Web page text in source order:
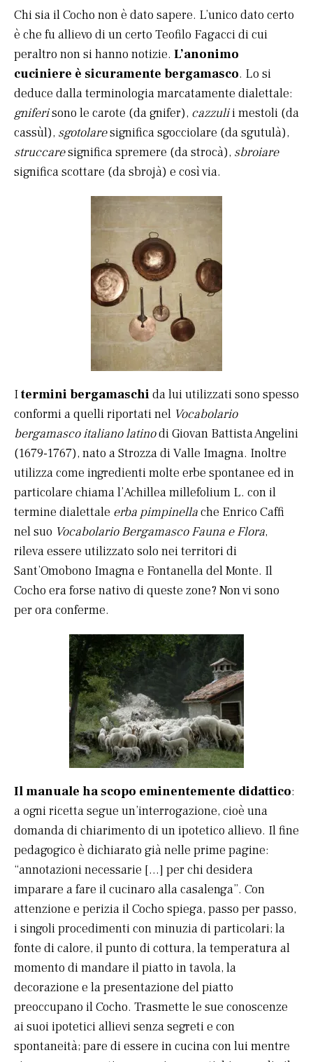
Chi sia il Cocho non è dato sapere. L’unico dato certo
è che fu allievo di un certo Teofilo Fagacci di cui
peraltro non si hanno notizie. L’anonimo
cuciniere è sicuramente bergamasco. Lo si
deduce dalla terminologia marcatamente dialettale:
gniferisono le carote (da gnifer), cazzulii mestoli (da
cassùl), sgotolaresignifica sgocciolare (da sgutulà),
struccaresignifica spremere (da strocà), sbroiare
significa scottare (da sbrojà) e così via.
Itermini bergamaschi da lui utilizzati sono spesso
conformi a quelli riportati nel Vocabolario
bergamasco italiano latinodi Giovan Battista Angelini
(1679-1767), nato a Strozza di Valle Imagna. Inoltre
utilizza come ingredienti molte erbe spontanee ed in
particolare chiama l’Achillea millefolium L. con il
termine dialettale erba pimpinellache Enrico Caffi
nel suo Vocabolario Bergamasco Fauna e Flora,
rileva essere utilizzato solo nei territori di
Sant’Omobono Imagna e Fontanella del Monte. Il
Cocho era forse nativo di queste zone? Non vi sono
per ora conferme.
Il manuale ha scopo eminentemente didattico:
a ogni ricetta segue un’interrogazione, cioè una
domanda di chiarimento di un ipotetico allievo. Il fine
pedagogico è dichiarato già nelle prime pagine:
“annotazioni necessarie […] per chi desidera
imparare a fare il cucinaro alla casalenga”. Con
attenzione e perizia il Cocho spiega, passo per passo,
i singoli procedimenti con minuzia di particolari; la
fonte di calore, il punto di cottura, la temperatura al
momento di mandare il piatto in tavola, la
decorazione e la presentazione del piatto
preoccupano il Cocho. Trasmette le sue conoscenze
ai suoi ipotetici allievi senza segreti e con
spontaneità; pare di essere in cucina con lui mentre